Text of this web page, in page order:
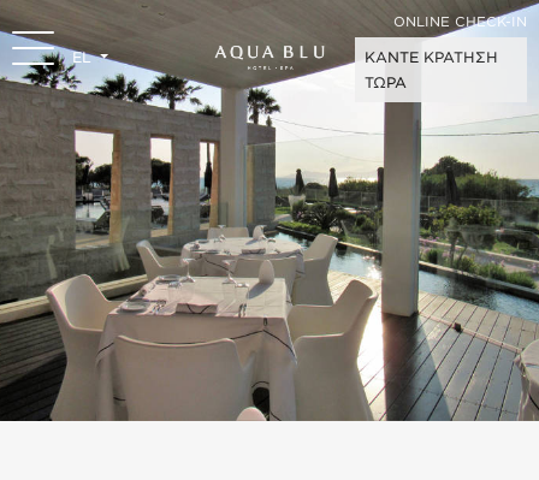
EL
ONLINE CHECK-IN
ΚΑΝΤΕ ΚΡΑΤΗΣΗ
ΤΩΡΑ